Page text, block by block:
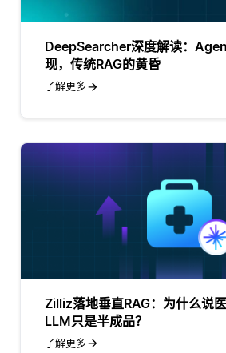
DeepSearcher深度解读：
现，传统RAG的黄昏
了解更多
Zilliz落地垂直RAG：为什么说医
LLM只是半成品？
了解更多